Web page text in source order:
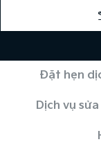
Đặt hẹn
Dịch vụ